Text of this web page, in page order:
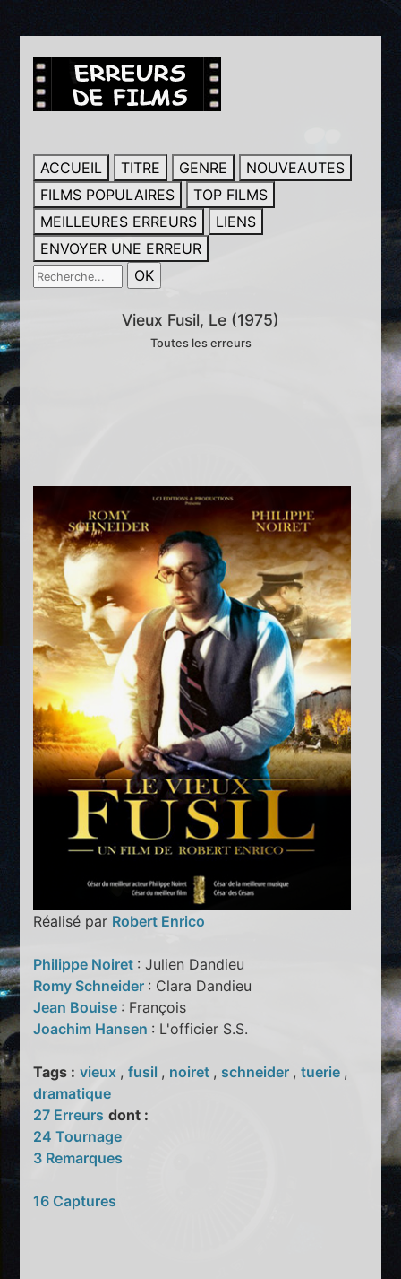
ACCUEIL TITRE GENRE
NOUVEAUTES
FILMS POPULAIRES
TOP FILMS
MEILLEURES ERREURS
LIENS
ENVOYER UNE ERREUR
Vieux Fusil, Le (1975)
Toutes les erreurs
Réalisé par Robert Enrico
Philippe Noiret : Julien Dandieu
Romy Schneider : Clara Dandieu
Jean Bouise : François
Joachim Hansen : L'officier S.S.
Tags : vieux ,fusil , noiret , schneider ,tuerie ,
dramatique
27 Erreurs dont :
24 Tournage
3 Remarques
16 Captures